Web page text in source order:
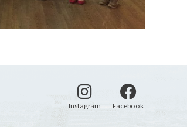
Instagram 別ウィンドウで開く
Facebook別ウィンドウ